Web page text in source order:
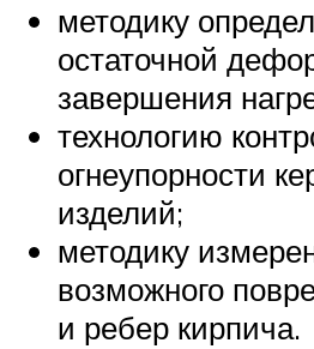
методику
остаточной
завершения
технологию
огнеупорности
изделий;
методику
возможного
и ребер кирпича.